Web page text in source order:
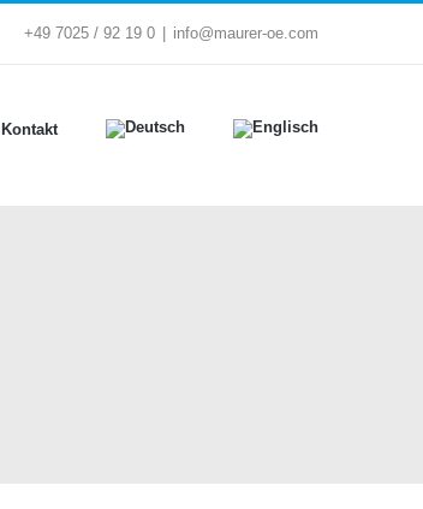
+49 7025 / 92 19 0 info@maurer-oe.com
Kontakt